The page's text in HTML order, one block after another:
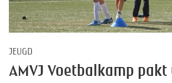
JEUGD
AMVJ Voetbalkamp